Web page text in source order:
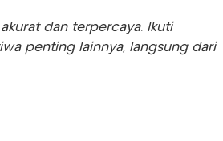
dan terpercaya. Ikuti
penting lainnya, langsung dari